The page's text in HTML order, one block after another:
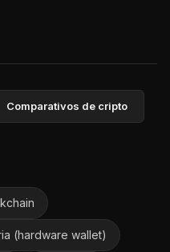
Comparativos de cripto
(hardware wallet)